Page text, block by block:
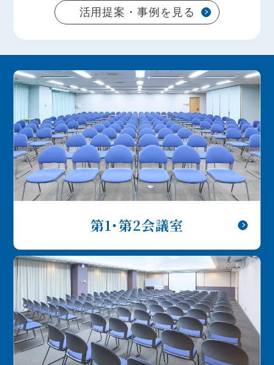
活用提案・事例を見る
第1・第2会議室